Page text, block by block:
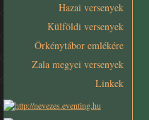
Hazai versenyek
Külföldi versenyek
Örkénytábor emlékére
Zala megyei versenyek
Linkek